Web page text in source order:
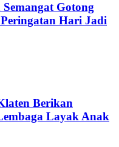
Gotong
Hari Jadi
Berikan
Layak Anak